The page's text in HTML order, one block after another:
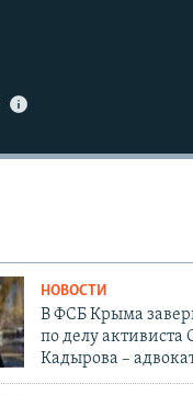
НОВОСТИ
В ФСБ Крыма
по делу активиста
Кадырова –